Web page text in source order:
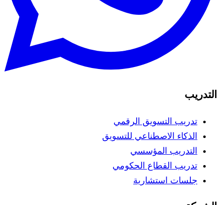
التدريب
تدريب التسويق الرقمي
الذكاء الاصطناعي للتسويق
التدريب المؤسسي
تدريب القطاع الحكومي
جلسات استشارية